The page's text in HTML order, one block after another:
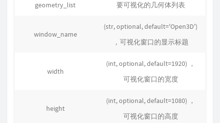
geometry_list 要可视化的几何体列表
window_name
(str, optional, default='Open3D')
，可视化窗口的显示标题
width
(int, optional, default=1920) ，
可视化窗口的宽度
height
(int, optional, default=1080) ，
可视化窗口的高度